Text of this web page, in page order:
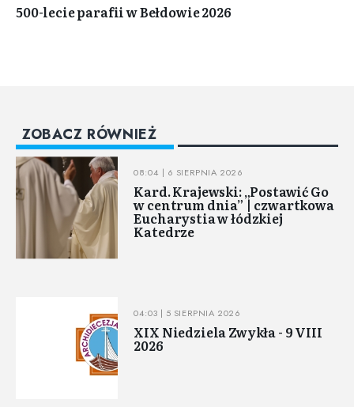
500-lecie parafii w Bełdowie 2026
ZOBACZ RÓWNIEŻ
08:04 | 6 SIERPNIA 2026
Kard. Krajewski: „Postawić Go
w centrum dnia” | czwartkowa
Eucharystia w łódzkiej
Katedrze
04:03 | 5 SIERPNIA 2026
XIX Niedziela Zwykła - 9 VIII
2026